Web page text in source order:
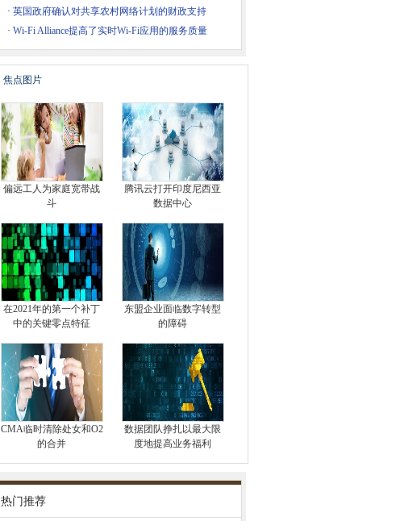
· 英国政府确认对共享农村网络计划的财政支持
· Wi-Fi Alliance提高了实时Wi-Fi应用的服务质量
焦点图片
偏远工人为家庭宽带战
斗
腾讯云打开印度尼西亚
数据中心
在2021年的第一个补丁
中的关键零点特征
东盟企业面临数字转型
的障碍
CMA临时清除处女和O2
的合并
数据团队挣扎以最大限
度地提高业务福利
热门推荐